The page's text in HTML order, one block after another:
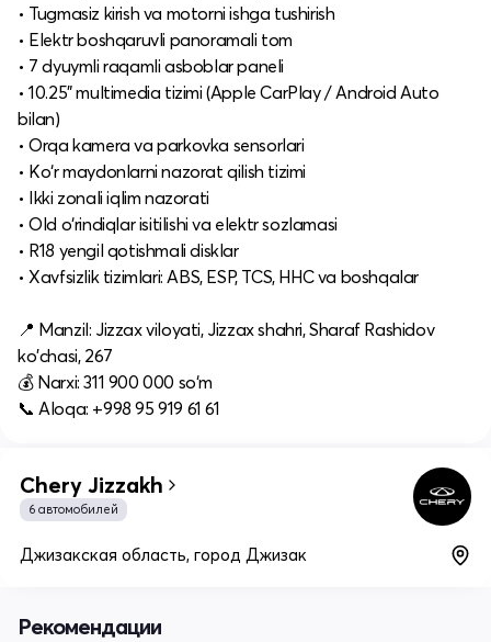
• Tugmasiz kirish va motorni ishga tushirish
• Elektr boshqaruvli panoramali tom
• 7 dyuymli raqamli asboblar paneli
• 10.25" multimedia tizimi (Apple CarPlay / Android Auto
bilan)
• Orqa kamera va parkovka sensorlari
• Ko‘r maydonlarni nazorat qilish tizimi
• Ikki zonali iqlim nazorati
• Old o‘rindiqlar isitilishi va elektr sozlamasi
• R18 yengil qotishmali disklar
• Xavfsizlik tizimlari: ABS, ESP, TCS, HHC va boshqalar
📍 Manzil: Jizzax viloyati, Jizzax shahri, Sharaf Rashidov
ko'chasi, 267
💰 Narxi: 311 900 000 so‘m
📞 Aloqa: +998 95 919 61 61
Chery Jizzakh
6 автомобилей
Джизакская область, город Джизак
Рекомендации